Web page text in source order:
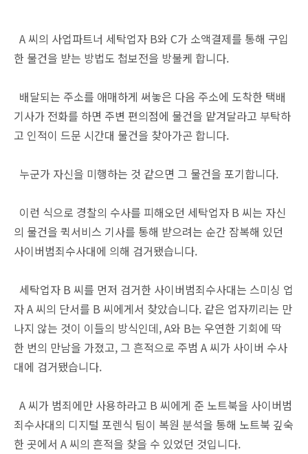
A 씨의 사업파트너 세탁업자 B와 C가 소액결제를 통해 구입
한 물건을 받는 방법도 첩보전을 방불케 합니다.
배달되는 주소를 애매하게 써놓은 다음 주소에 도착한 택배
기사가 전화를 하면 주변 편의점에 물건을 맡겨달라고 부탁하
고 인적이 드문 시간대 물건을 찾아가곤 합니다.
누군가 자신을 미행하는 것 같으면 그 물건을 포기합니다.
이런 식으로 경찰의 수사를 피해오던 세탁업자 B 씨는 자신
의 물건을 퀵서비스 기사를 통해 받으려는 순간 잠복해 있던
사이버범죄수사대에 의해 검거됐습니다.
세탁업자 B 씨를 먼저 검거한 사이버범죄수사대는 스미싱 업
자 A 씨의 단서를 B 씨에게서 찾았습니다. 같은 업자끼리는 만
나지 않는 것이 이들의 방식인데, A와 B는 우연한 기회에 딱
한 번의 만남을 가졌고, 그 흔적으로 주범 A 씨가 사이버 수사
대에 검거됐습니다.
A 씨가 범죄에만 사용하라고 B 씨에게 준 노트북을 사이버범
죄수사대의 디지털 포렌식 팀이 복원 분석을 통해 노트북 깊숙
한 곳에서 A 씨의 흔적을 찾을 수 있었던 것입니다.